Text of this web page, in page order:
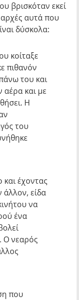
βρισκόταν εκεί
αυτά που
δύσκολα:
κοίταξε
πιθανόν
του και
και με
Η
του
έχοντας
είδα
να
ένα
Ο νεαρός
που